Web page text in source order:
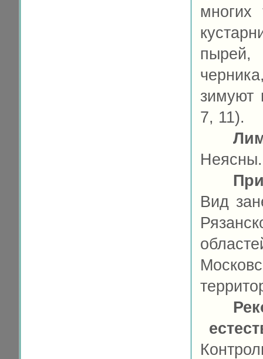
многих
зимуют
7, 11).
Неясны.
Вид